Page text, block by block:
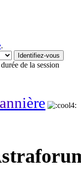
.
de la session
annière